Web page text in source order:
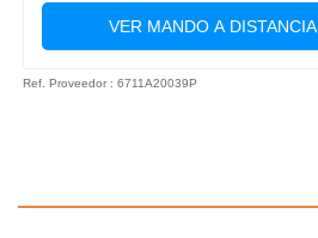
VER MANDO A
Ref. Proveedor : 6711A20039P